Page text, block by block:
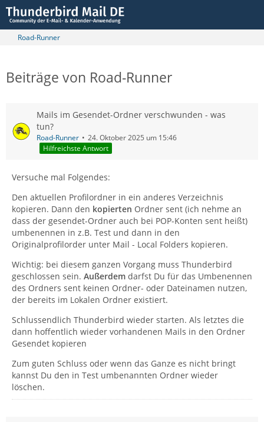
Road-Runner
Beiträge von Road-Runner
Mails im Gesendet-Ordner verschwunden - was
tun?
Road-Runner
24. Oktober 2025 um 15:46
Hilfreichste Antwort
Versuche mal Folgendes:
Den aktuellen Profilordner in ein anderes Verzeichnis
kopieren. Dann den kopierten Ordner sent (ich nehme an
dass der gesendet-Ordner auch bei POP-Konten sent heißt)
umbenennen in z.B. Test und dann in den
Originalprofilorder unter Mail - Local Folders kopieren.
Wichtig: bei diesem ganzen Vorgang muss Thunderbird
geschlossen sein. Außerdem darfst Du für das Umbenennen
des Ordners sent keinen Ordner- oder Dateinamen nutzen,
der bereits im Lokalen Ordner existiert.
Schlussendlich Thunderbird wieder starten. Als letztes die
dann hoffentlich wieder vorhandenen Mails in den Ordner
Gesendet kopieren
Zum guten Schluss oder wenn das Ganze es nicht bringt
kannst Du den in Test umbenannten Ordner wieder
löschen.